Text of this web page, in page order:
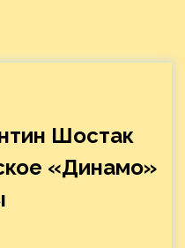
Шостак
«Динамо»